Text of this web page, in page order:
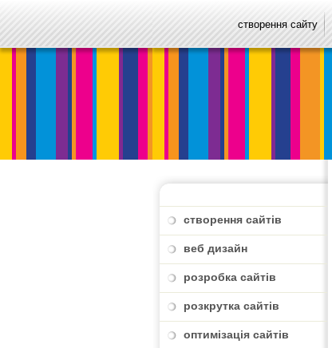
створення сайту
створення сайтів
веб дизайн
розробка сайтів
розкрутка сайтів
оптимізація сайтів